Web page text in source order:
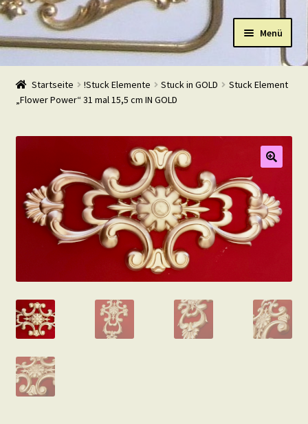
Navigation
Zum
Inhalt
Menü
Start
Shop
Warenkorb
Mein Konto
Kasse
Beispiele
Kontakt
Startseite !Stuck Elemente Stuck in GOLD
Stuck Element
„Flower Power“ 31 mal 15,5 cm IN GOLD